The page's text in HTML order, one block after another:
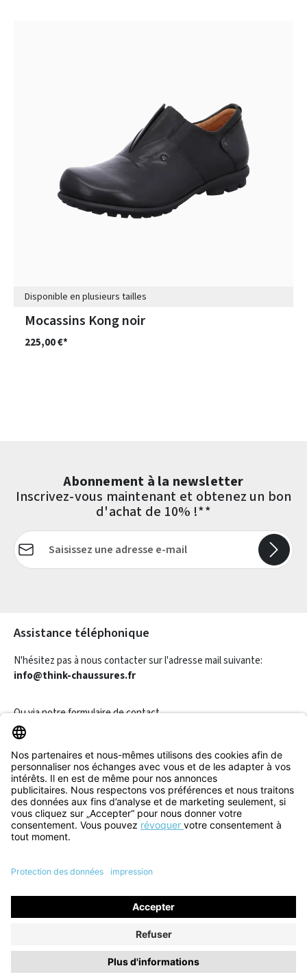
Disponible en plusieurs tailles
Mocassins Kong noir
225,00 €*
Abonnement à la newsletter
Inscrivez-vous maintenant et obtenez un bon
d'achat de 10% !**
Adresse e-mail*
Assistance téléphonique
N'hésitez pas à nous contacter sur l'adresse mail suivante:
info@think-chaussures.fr
Ou via notreformulaire de contact.
Révoquer un contrat
Informations
Aide & Contact
© 2026 Think! Store
Tous les prix incluent la TVA plus les
éventuels frais de livraison, sauf indication contraire.